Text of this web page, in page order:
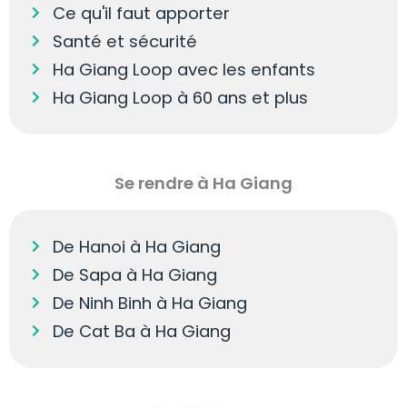
Ce qu'il faut apporter
Santé et sécurité
Ha Giang Loop avec les enfants
Ha Giang Loop à 60 ans et plus
Se rendre à Ha Giang
De Hanoi à Ha Giang
De Sapa à Ha Giang
De Ninh Binh à Ha Giang
De Cat Ba à Ha Giang